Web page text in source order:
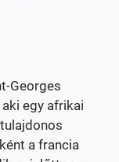
Georges
egy afrikai
a francia